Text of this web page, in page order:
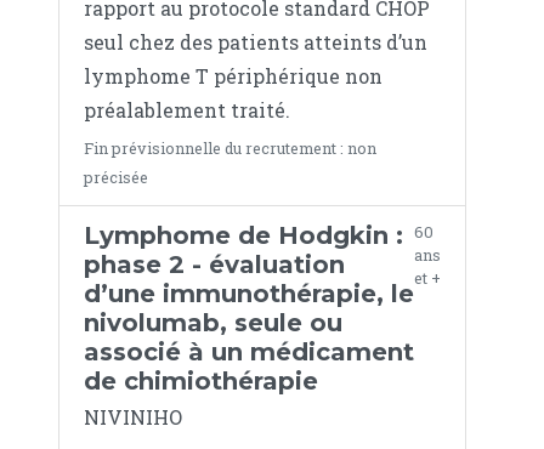
rapport au protocole standard CHOP
seul chez des patients atteints d’un
lymphome T périphérique non
préalablement traité.
Fin prévisionnelle du recrutement : non
précisée
Lymphome de Hodgkin :
phase 2 - évaluation
d’une immunothérapie, le
nivolumab, seule ou
associé à un médicament
de chimiothérapie
60
ans
et +
NIVINIHO